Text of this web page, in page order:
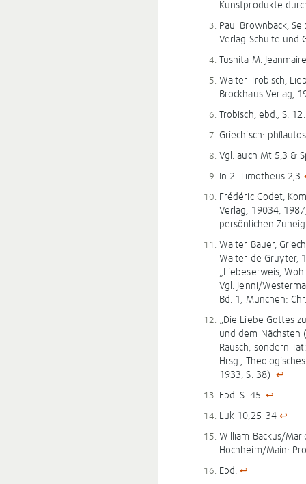
Kunstprodukte
Paul Brownback,
Verlag Schulte und
Tushita M.
Walter Trobisch,
Brockhaus Verlag,
Trobisch, ebd., S.
Griechisch:
Vgl. auch Mt 5,3 &
In 2. Timotheus 2,3
Frédéric Godet,
Verlag, 19034,
persönlichen
Walter Bauer,
Walter de Gruyter,
„Liebeserweis,
Vgl. Jenni/
Bd. 1, München:
„Die Liebe Gottes
und dem Nächsten
Rausch, sondern
Hrsg.,
1933, S. 38)
↩
Ebd. S. 45. ↩
Luk 10,25-34 ↩
William Backus/
Hochheim/Main:
Ebd.↩